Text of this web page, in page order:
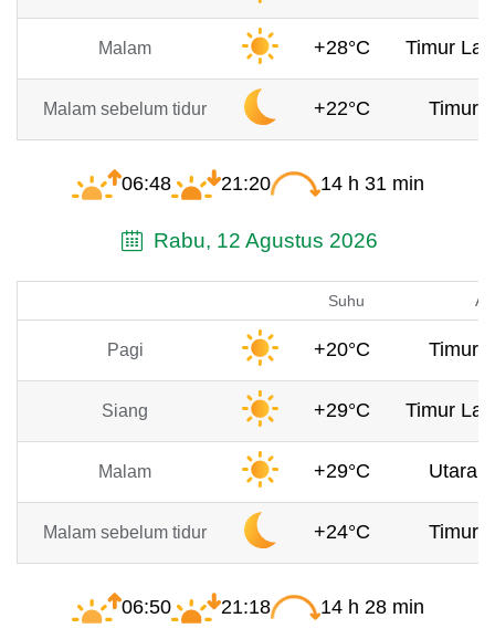
Malam +28°C Timur
Malam sebelum tidur +22°C Timur,
06:48 21:20 14 h 31 min
Rabu, 12 Agustus 2026
Suhu
Pagi +20°C Timur,
Siang +29°C Timur
Malam +29°C Utara,
Malam sebelum tidur +24°C Timur,
06:50 21:18 14 h 28 min